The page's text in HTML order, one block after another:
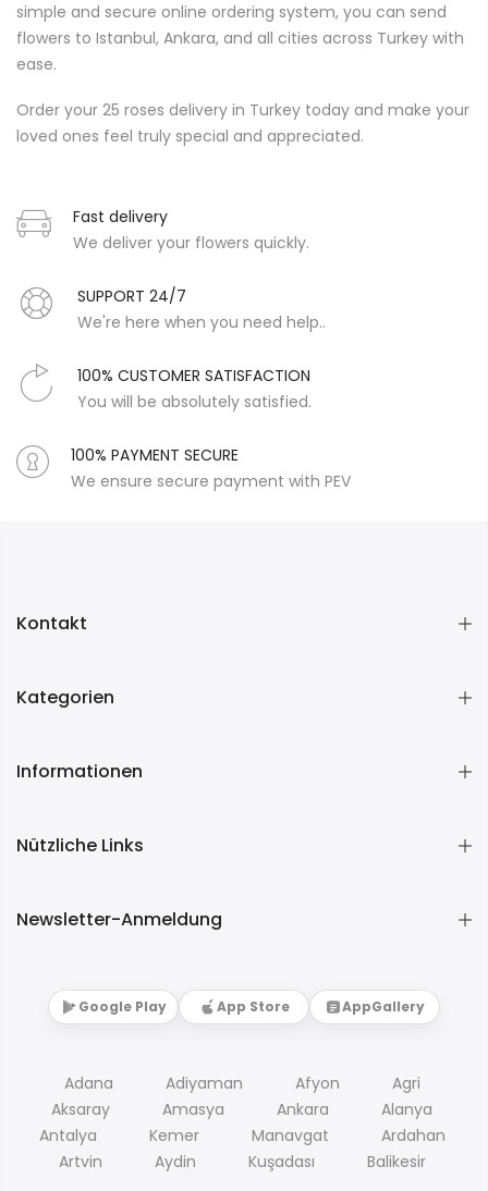
simple and secure online ordering system, you can send
flowers to Istanbul, Ankara, and all cities across Turkey with
ease.
Order your 25 roses delivery in Turkey today and make your
loved ones feel truly special and appreciated.
Fast delivery
We deliver your flowers quickly.
SUPPORT 24/7
We're here when you need help..
100% CUSTOMER SATISFACTION
You will be absolutely satisfied.
100% PAYMENT SECURE
We ensure secure payment with PEV
Kontakt
Kategorien
Informationen
Nützliche Links
Newsletter-Anmeldung
Google Play App Store AppGallery
Adana Adiyaman Afyon
Agri
Aksaray
Amasya Ankara
Alanya
Antalya
Kemer Manavgat
Ardahan
Artvin
Aydin Kuşadası Balikesir